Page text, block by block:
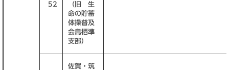
52
（旧 生
命の貯蓄
体操普及
会鳥栖準
支部）
佐賀・筑